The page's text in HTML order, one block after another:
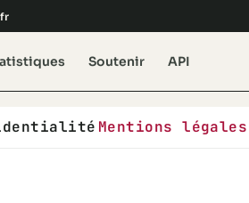
Soutenir API
Mentions légales